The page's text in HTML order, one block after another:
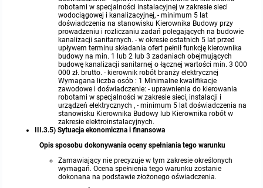
robotami w specjalności instalacyjnej w zakresie sieci
wodociągowej i kanalizacyjnej, - minimum 5 lat
doświadczenia na stanowisku Kierownika Budowy przy
prowadzeniu i rozliczaniu zadań polegających na budowie
kanalizacji sanitarnych. - w okresie ostatnich 5 lat przed
upływem terminu składania ofert pełnił funkcję kierownika
budowy na min. 1 lub 2 lub 3 zadaniach obejmujących
budowę kanalizacji sanitarnej o łącznej wartości min. 3 000
000 zł. brutto. - kierownik robót branży elektrycznej
Wymagana liczba osób : 1 Minimalne kwalifikacje
zawodowe i doświadczenie: - uprawnienia do kierowania
robotami w specjalności w zakresie sieci, instalacji i
urządzeń elektrycznych , - minimum 5 lat doświadczenia na
stanowisku Kierownika Budowy lub Kierownika robót w
zakresie elektroinstalacyjnych.
III.3.5) Sytuacja ekonomiczna i finansowa
Opis sposobu dokonywania oceny spełniania tego warunku
Zamawiający nie precyzuje w tym zakresie określonych
wymagań. Ocena spełnienia tego warunku zostanie
dokonana na podstawie złożonego oświadczenia.